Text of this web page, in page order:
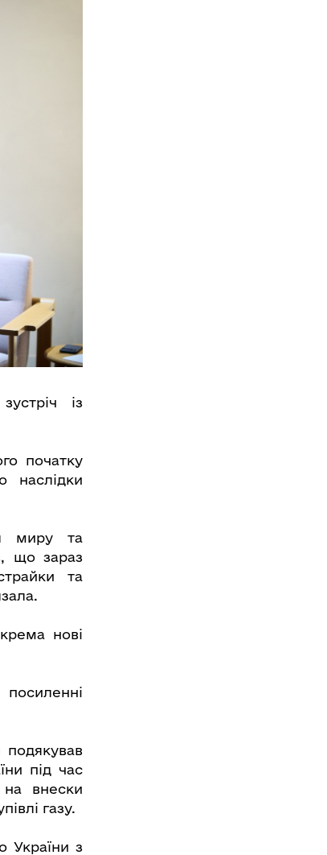
із
початку
наслідки
миру та
що зараз
та
нові
подякував
під час
внески
газу.
України з